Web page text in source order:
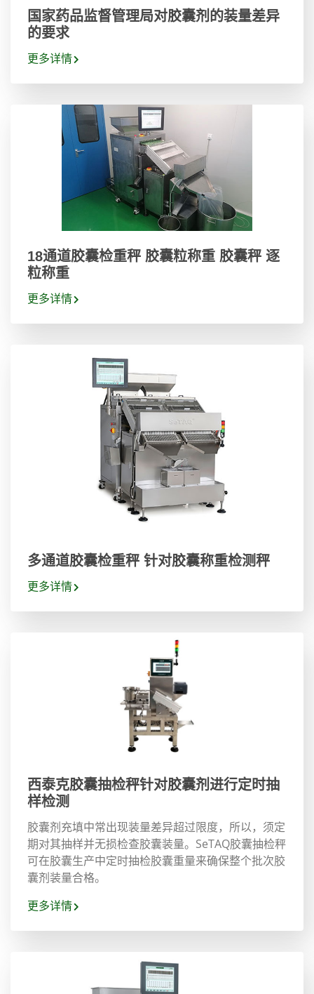
国家药品监督管理局对胶囊剂的装量差异
的要求
更多详情
18通道胶囊检重秤 胶囊粒称重 胶囊秤 逐
粒称重
更多详情
多通道胶囊检重秤 针对胶囊称重检测秤
更多详情
西泰克胶囊抽检秤针对胶囊剂进行定时抽
样检测
胶囊剂充填中常出现装量差异超过限度，所以，须定
期对其抽样并无损检查胶囊装量。SeTAQ胶囊抽检秤
可在胶囊生产中定时抽检胶囊重量来确保整个批次胶
囊剂装量合格。
更多详情